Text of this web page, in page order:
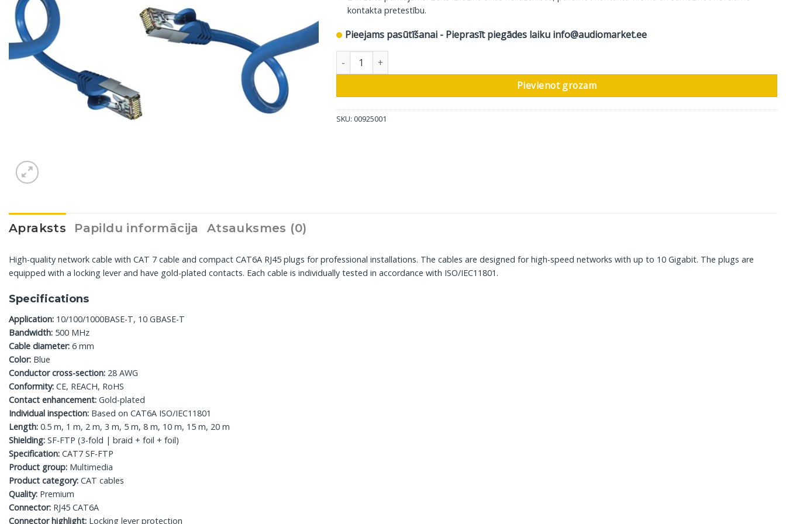
kontakta pretestību.
Pieejams pasūtīšanai - Pieprasīt piegādes laiku info@audiomarket.ee
In-Akustik Interneta Kabelis Premium CAT 7, 1 m daudzums
Pievienot grozam
SKU: 00925001
Apraksts Papildu informācija Atsauksmes (0)
High-quality network cable with CAT 7 cable and compact CAT6A RJ45 plugs for professional installations. The cables are designed for high-speed networks with up to 10 Gigabit. The plugs are
equipped with a locking lever and have gold-plated contacts. Each cable is individually tested in accordance with ISO/IEC11801.
Specifications
Application: 10/100/1000BASE-T, 10 GBASE-T
Bandwidth: 500 MHz
Cable diameter: 6 mm
Color: Blue
Conductor cross-section: 28 AWG
Conformity: CE, REACH, RoHS
Contact enhancement: Gold-plated
Individual inspection: Based on CAT6A ISO/IEC11801
Length: 0.5 m, 1 m, 2 m, 3 m, 5 m, 8 m, 10 m, 15 m, 20 m
Shielding: SF-FTP (3-fold | braid + foil + foil)
Specification: CAT7 SF-FTP
Product group: Multimedia
Product category: CAT cables
Quality: Premium
Connector: RJ45 CAT6A
Connector highlight: Locking lever protection